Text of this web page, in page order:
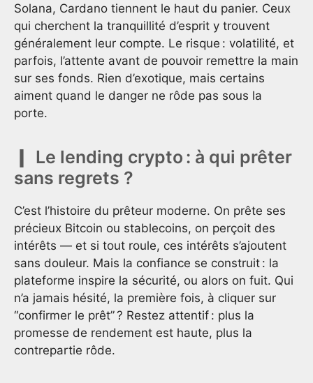
Solana, Cardano tiennent le haut du panier. Ceux
qui cherchent la tranquillité d’esprit y trouvent
généralement leur compte. Le risque : volatilité, et
parfois, l’attente avant de pouvoir remettre la main
sur ses fonds. Rien d’exotique, mais certains
aiment quand le danger ne rôde pas sous la
porte.
Le lending crypto : à qui prêter
sans regrets ?
C’est l’histoire du prêteur moderne. On prête ses
précieux Bitcoin ou stablecoins, on perçoit des
intérêts — et si tout roule, ces intérêts s’ajoutent
sans douleur. Mais la confiance se construit : la
plateforme inspire la sécurité, ou alors on fuit. Qui
n’a jamais hésité, la première fois, à cliquer sur
“confirmer le prêt” ? Restez attentif : plus la
promesse de rendement est haute, plus la
contrepartie rôde.